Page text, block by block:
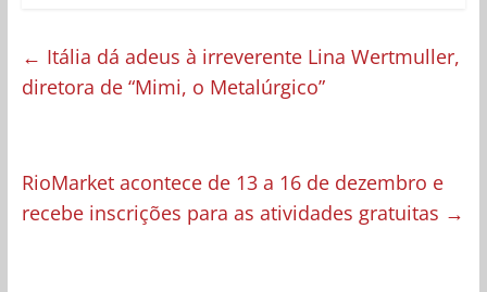
← Itália dá adeus à irreverente Lina Wertmuller,
diretora de “Mimi, o Metalúrgico”
RioMarket acontece de 13 a 16 de dezembro e
recebe inscrições para as atividades gratuitas →